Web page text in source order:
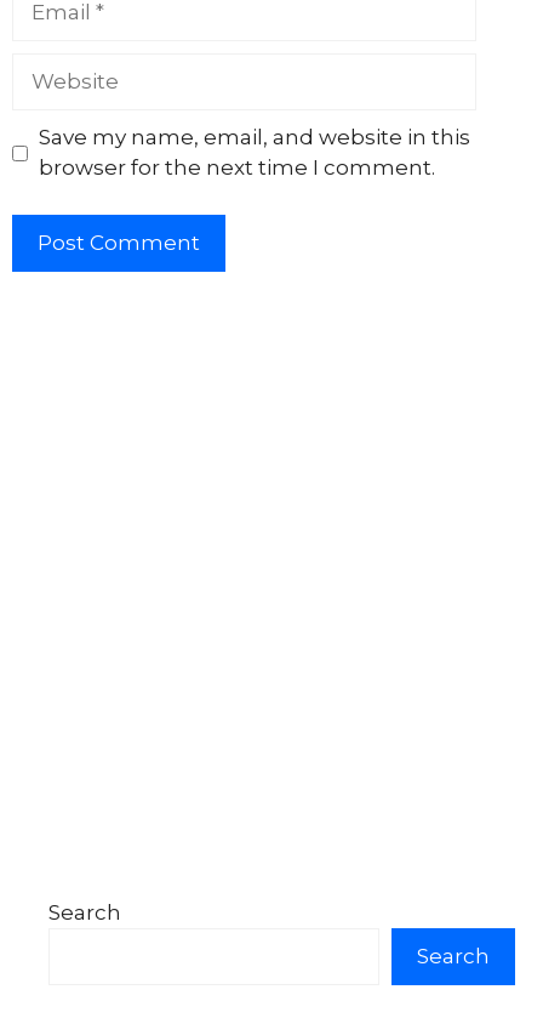
Website
Save my name, email, and website in this
browser for the next time I comment.
Search
Search